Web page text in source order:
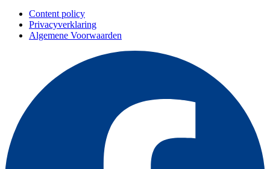
Content policy
Privacyverklaring
Algemene Voorwaarden